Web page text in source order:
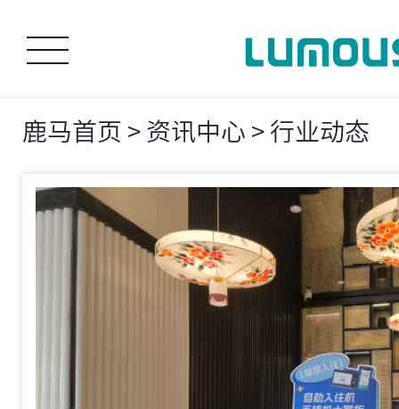
鹿马首页 > 资讯中心 > 行业动态